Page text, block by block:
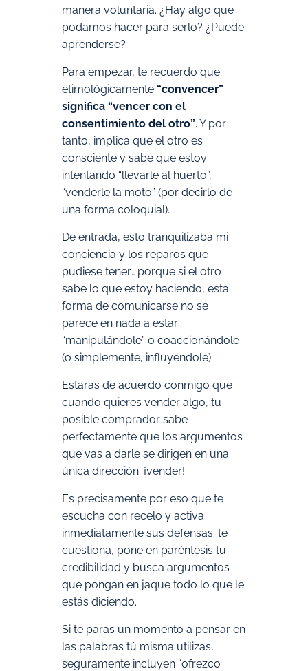
manera voluntaria. ¿Hay algo que
podamos hacer para serlo? ¿Puede
aprenderse?
Para empezar, te recuerdo que
etimológicamente “convencer”
significa “vencer con el
consentimiento del otro”. Y por
tanto, implica que el otro es
consciente y sabe que estoy
intentando “llevarle al huerto”,
“venderle la moto” (por decirlo de
una forma coloquial).
De entrada, esto tranquilizaba mi
conciencia y los reparos que
pudiese tener… porque si el otro
sabe lo que estoy haciendo, esta
forma de comunicarse no se
parece en nada a estar
“manipulándole” o coaccionándole
(o simplemente, influyéndole).
Estarás de acuerdo conmigo que
cuando quieres vender algo, tu
posible comprador sabe
perfectamente que los argumentos
que vas a darle se dirigen en una
única dirección: ¡vender!
Es precisamente por eso que te
escucha con recelo y activa
inmediatamente sus defensas: te
cuestiona, pone en paréntesis tu
credibilidad y busca argumentos
que pongan en jaque todo lo que le
estás diciendo.
Si te paras un momento a pensar en
las palabras tú misma utilizas,
seguramente incluyen “ofrezco